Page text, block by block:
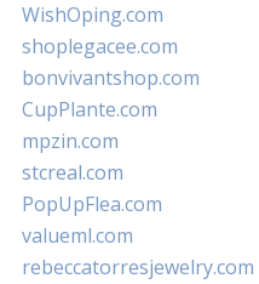
WishOping.com
shoplegacee.com
bonvivantshop.com
CupPlante.com
mpzin.com
stcreal.com
PopUpFlea.com
valueml.com
rebeccatorresjewelry.com